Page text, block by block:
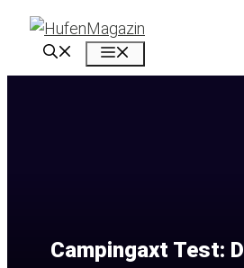
Zum
Inhalt
Campingaxt Test: